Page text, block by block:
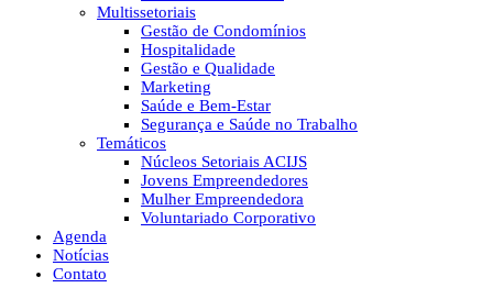
Multissetoriais
Gestão de Condomínios
Hospitalidade
Gestão e Qualidade
Marketing
Saúde e Bem-Estar
Segurança e Saúde no Trabalho
Temáticos
Núcleos Setoriais ACIJS
Jovens Empreendedores
Mulher Empreendedora
Voluntariado Corporativo
Agenda
Notícias
Contato